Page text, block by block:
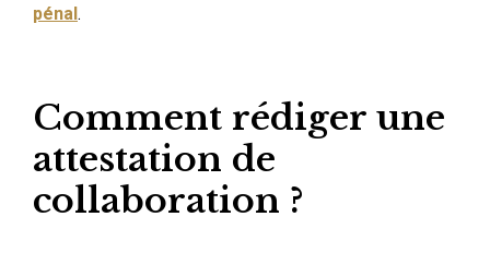
pénal .
Comment rédiger une
attestation de
collaboration ?